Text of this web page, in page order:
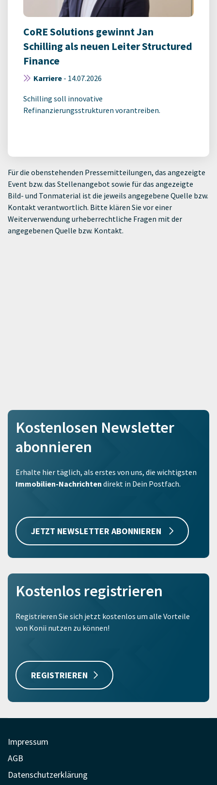
CoRE Solutions gewinnt Jan
Schilling als neuen Leiter Structured
Finance
Karriere - 14.07.2026
Schilling soll innovative
Refinanzierungsstrukturen vorantreiben.
Für die obenstehenden Pressemitteilungen, das angezeigte
Event bzw. das Stellenangebot sowie für das angezeigte
Bild- und Tonmaterial ist die jeweils angegebene Quelle bzw.
Kontakt verantwortlich. Bitte klären Sie vor einer
Weiterverwendung urheberrechtliche Fragen mit der
angegebenen Quelle bzw. Kontakt.
Kostenlosen Newsletter
abonnieren
Erhalte hier täglich, als erstes von uns, die wichtigsten
Immobilien-Nachrichten direkt in Dein Postfach.
JETZT NEWSLETTER ABONNIEREN
Kostenlos registrieren
Registrieren Sie sich jetzt kostenlos um alle Vorteile
von Konii nutzen zu können!
REGISTRIEREN
Impressum
AGB
Datenschutzerklärung